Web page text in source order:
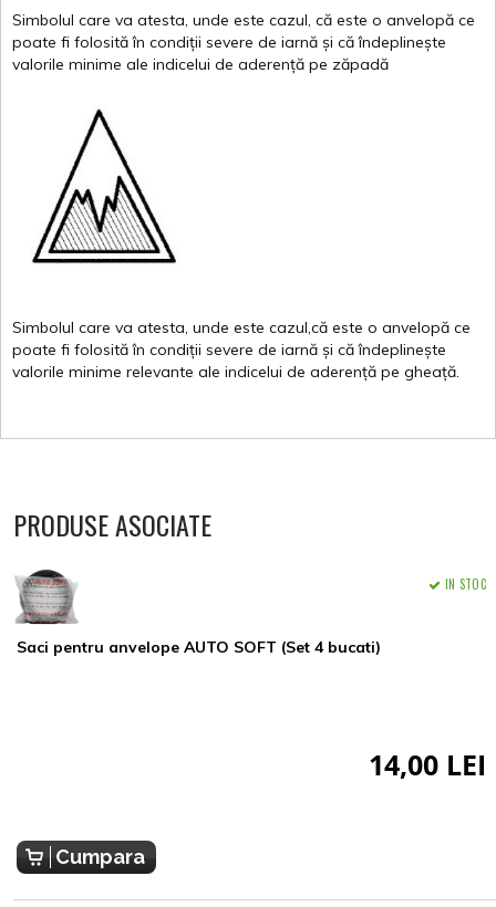
Simbolul care va atesta, unde este cazul, că este o anvelopă ce
poate fi folosită în condiții severe de iarnă și că îndeplinește
valorile minime ale indicelui de aderență pe zăpadă
Simbolul care va atesta, unde este cazul,că este o anvelopă ce
poate fi folosită în condiții severe de iarnă și că îndeplinește
valorile minime relevante ale indicelui de aderență pe gheață.
PRODUSE ASOCIATE
Saci pentru anvelope AUTO SOFT (Set 4 bucati)
IN STOC
14,00 LEI
Cumpara